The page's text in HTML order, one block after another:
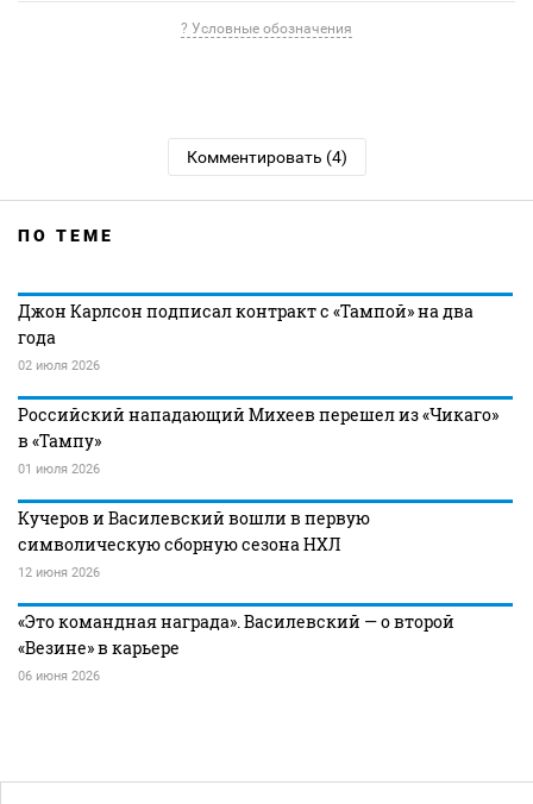
? Условные обозначения
Комментировать (4)
ПО ТЕМЕ
Джон Карлсон подписал контракт с «Тампой» на два
года
02 июля 2026
Российский нападающий Михеев перешел из «Чикаго»
в «Тампу»
01 июля 2026
Кучеров и Василевский вошли в первую
символическую сборную сезона НХЛ
12 июня 2026
«Это командная награда». Василевский — о второй
«Везине» в карьере
06 июня 2026